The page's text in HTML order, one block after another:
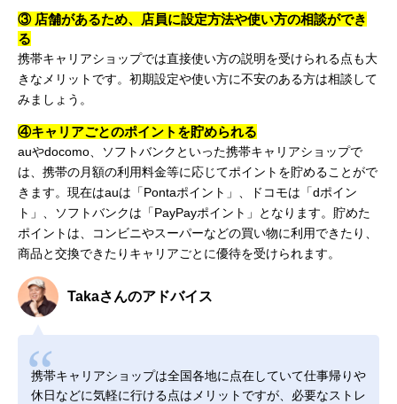
③ 店舗があるため、店員に設定方法や使い方の相談ができ
る
携帯キャリアショップでは直接使い方の説明を受けられる点も大
きなメリットです。初期設定や使い方に不安のある方は相談して
みましょう。
④キャリアごとのポイントを貯められる
auやdocomo、ソフトバンクといった携帯キャリアショップで
は、携帯の月額の利用料金等に応じてポイントを貯めることがで
きます。現在はauは「Pontaポイント」、ドコモは「dポイン
ト」、ソフトバンクは「PayPayポイント」となります。貯めた
ポイントは、コンビニやスーパーなどの買い物に利用できたり、
商品と交換できたりキャリアごとに優待を受けられます。
Takaさんのアドバイス
携帯キャリアショップは全国各地に点在していて仕事帰りや
休日などに気軽に行ける点はメリットですが、必要なストレ